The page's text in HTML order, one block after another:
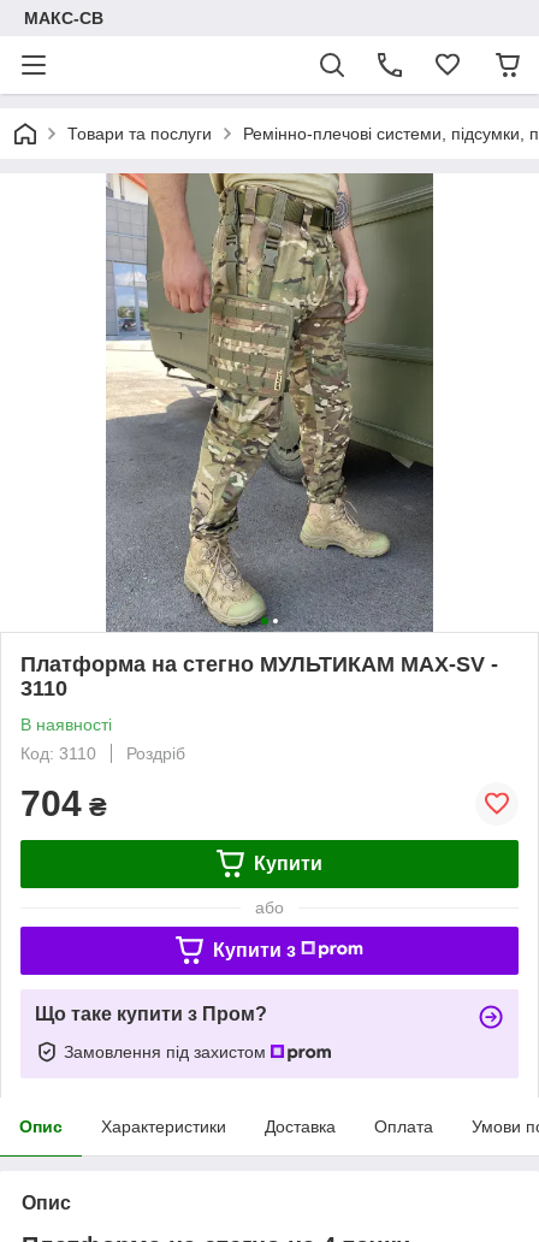
МАКС-СВ
Товари та послуги Ремінно-плечові системи, підсумки,
Платформа на стегно МУЛЬТИКАМ MAX-SV -
3110
В наявності
Код: 3110
Роздріб
704 ₴
Купити
або
Купити з
Що таке купити з Пром?
Замовлення під захистом
Опис Характеристики Доставка Оплата Умови
Опис